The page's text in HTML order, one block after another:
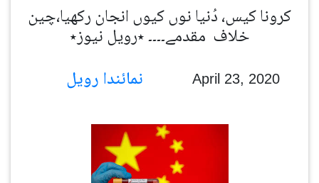
کرونا کیس، دُنیا نوں کیوں انجان رکھیا،چین
خلاف مقدمے۔۔۔۔ ٭رویل نیوز٭
April 23, 2020